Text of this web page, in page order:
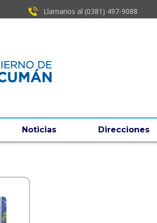
Llamanos al (0381) ​497-9088
Noticias Direcciones